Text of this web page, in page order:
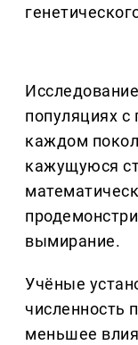
популяциях
каждом
кажущуюся
вымирание.
Учёные
численность
меньшее